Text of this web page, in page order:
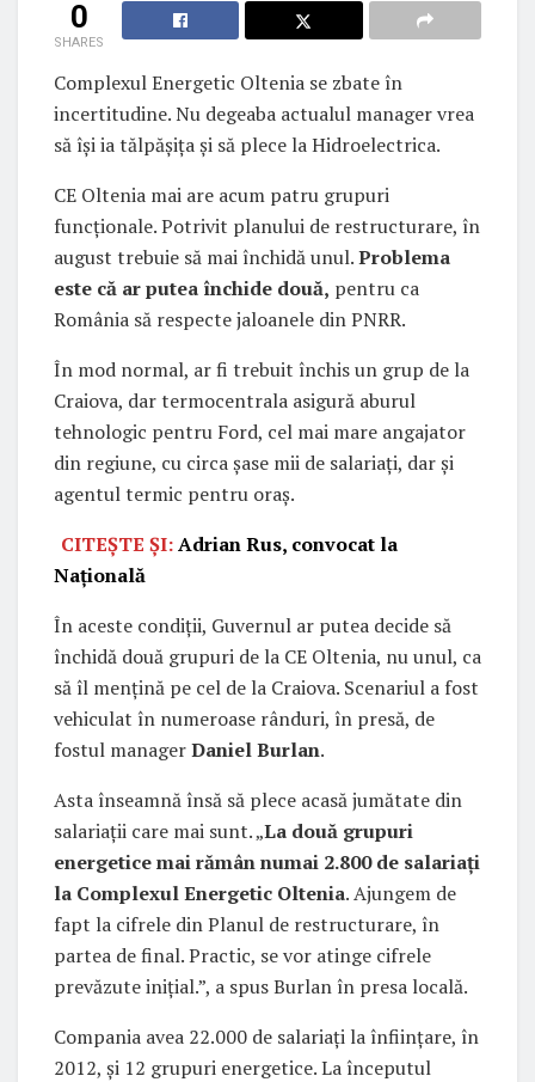
0
SHARES
Complexul Energetic Oltenia se zbate în
incertitudine. Nu degeaba actualul manager vrea
să își ia tălpășița și să plece la Hidroelectrica.
CE Oltenia mai are acum patru grupuri
funcționale. Potrivit planului de restructurare, în
august trebuie să mai închidă unul.Problema
este că ar putea închide două, pentru ca
România să respecte jaloanele din PNRR.
În mod normal, ar fi trebuit închis un grup de la
Craiova, dar termocentrala asigură aburul
tehnologic pentru Ford, cel mai mare angajator
din regiune, cu circa șase mii de salariați, dar și
agentul termic pentru oraș.
CITEȘTE ȘI:Adrian Rus, convocat la
Națională
În aceste condiții, Guvernul ar putea decide să
închidă două grupuri de la CE Oltenia, nu unul, ca
să îl mențină pe cel de la Craiova. Scenariul a fost
vehiculat în numeroase rânduri, în presă, de
fostul managerDaniel Burlan.
Asta înseamnă însă să plece acasă jumătate din
salariații care mai sunt. „La două grupuri
energetice mai rămân numai 2.800 de salariați
la Complexul Energetic Oltenia. Ajungem de
fapt la cifrele din Planul de restructurare, în
partea de final. Practic, se vor atinge cifrele
prevăzute inițial.”, a spus Burlan în presa locală.
Compania avea 22.000 de salariați la înființare, în
2012, și 12 grupuri energetice. La începutul